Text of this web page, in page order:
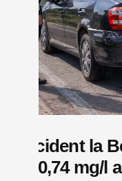
Accident la
cu 0,74 mg/l